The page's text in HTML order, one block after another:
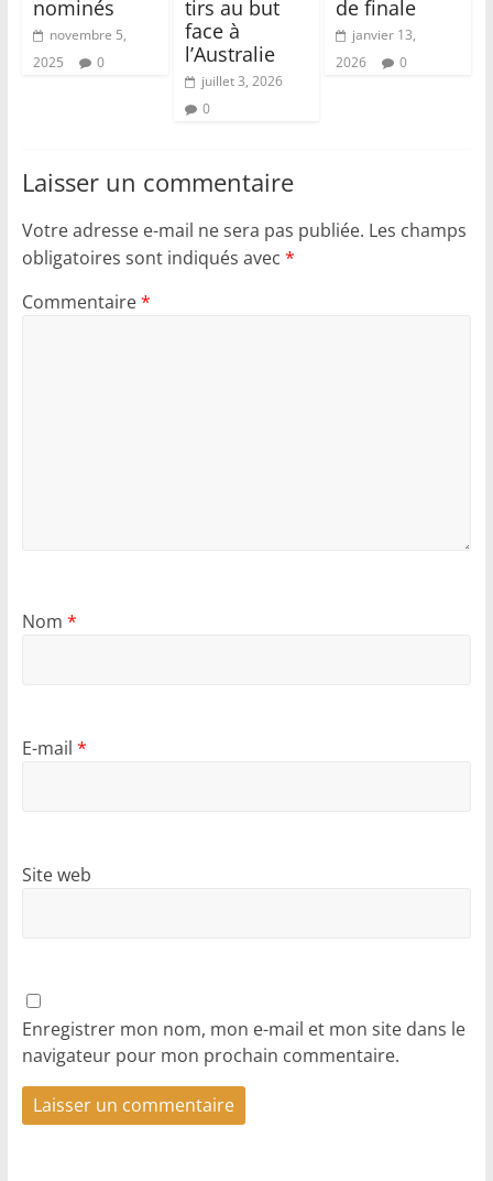
nominés
novembre 5,
2025
0
tirs au but
face à
l’Australie
juillet 3, 2026
0
de finale
janvier 13,
2026
0
Laisser un commentaire
Votre adresse e-mail ne sera pas publiée. Les champs
obligatoires sont indiqués avec *
Commentaire*
Nom *
E-mail *
Site web
Enregistrer mon nom, mon e-mail et mon site dans le
navigateur pour mon prochain commentaire.